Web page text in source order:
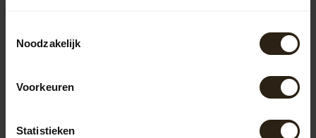
Noodzakelijk
Voorkeuren
Statistieken
Barrel Atelier biedt ook zinken regentonnen aan die
bekendstaan om hun lange levensduur en
tegen diverse weersomstandigheden en roest niet, wat
zorgt voor een langdurige en betrouwbare oplossing
tuin een moderne en industriële uitstraling.